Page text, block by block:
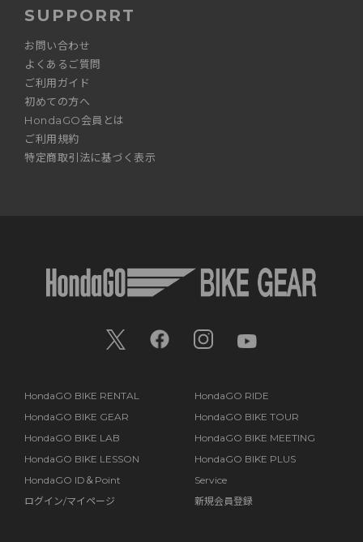
SUPPORRT
お問い合わせ
よくあるご質問
ご利用ガイド
初めての方へ
HondaGO会員とは
ご利用規約
特定商取引法に基づく表示
HondaGO BIKE RENTAL
HondaGO RIDE
HondaGO BIKE GEAR
HondaGO BIKE TOUR
HondaGO BIKE LAB
HondaGO BIKE MEETING
HondaGO BIKE LESSON
HondaGO BIKE PLUS
HondaGO ID＆Point
Service
ログイン/マイページ
新規会員登録